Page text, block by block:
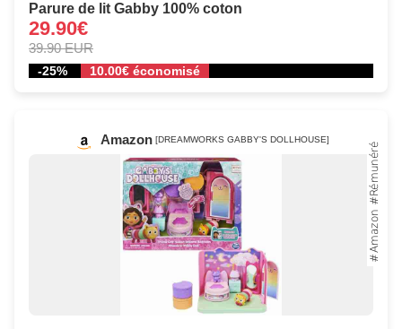
Parure de lit Gabby 100% coton
29.90€
39.90 EUR
-25% 10.00€ économisé
Amazon [DREAMWORKS GABBY'S DOLLHOUSE]